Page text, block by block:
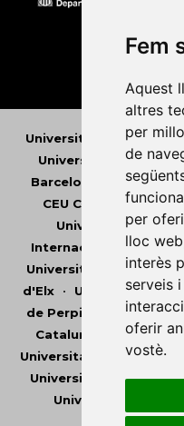
Fem
Aquest
altres
per
de
per
lloc web
interès
serveis
oferir
vostè.
Universitat Abat Oliba
Universitat d'Andorra
Barcelona
CEU Cardenal Herrera
Universitat de les
Internacional de
Universitat de Lleida•
d'Elx• Universitat
de Perpinyà Via
Catalunya
Universitat Pompeu
Universitat Rovira i
Universitat de
Universitat